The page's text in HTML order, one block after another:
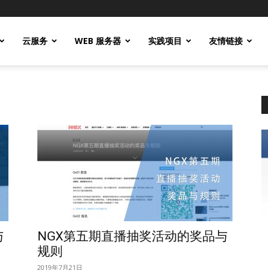
云服务 WEB 服务器 实践项目 友情链接
NGX第五期直播抽奖活动的奖品与
规则
2019年7月21日